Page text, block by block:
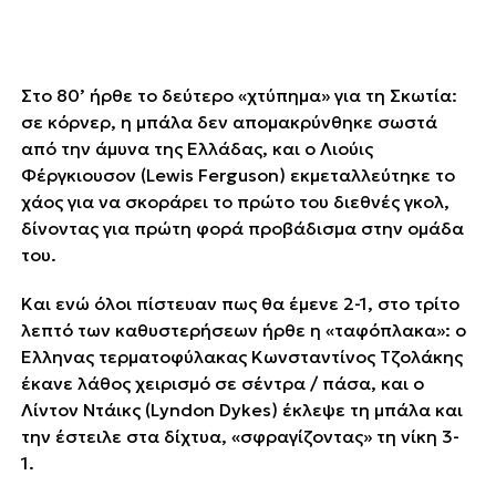
Στο 80’ ήρθε το δεύτερο «χτύπημα» για τη Σκωτία:
σε κόρνερ, η μπάλα δεν απομακρύνθηκε σωστά
από την άμυνα της Ελλάδας, και ο Λιούις
Φέργκιουσον (Lewis Ferguson) εκμεταλλεύτηκε το
χάος για να σκοράρει το πρώτο του διεθνές γκολ,
δίνοντας για πρώτη φορά προβάδισμα στην ομάδα
του.
Και ενώ όλοι πίστευαν πως θα έμενε 2-1, στο τρίτο
λεπτό των καθυστερήσεων ήρθε η «ταφόπλακα»: ο
Έλληνας τερματοφύλακας Κωνσταντίνος Τζολάκης
έκανε λάθος χειρισμό σε σέντρα / πάσα, και ο
Λίντον Ντάικς (Lyndon Dykes) έκλεψε τη μπάλα και
την έστειλε στα δίχτυα, «σφραγίζοντας» τη νίκη 3-
1.